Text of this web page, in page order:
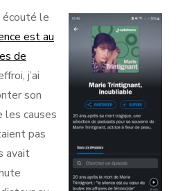
écouté le
est au
de
j’ai
son
les causes
pas
avait